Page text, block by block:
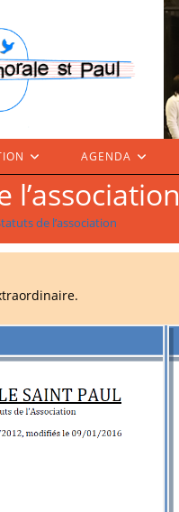
AGENDA
l’association
de l’association